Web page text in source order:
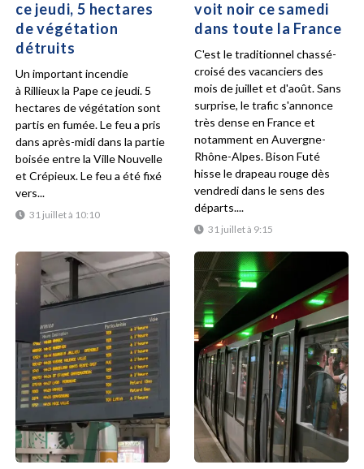
ce jeudi, 5 hectares
de végétation
détruits
31 juillet à 10:10
Un important incendie
à Rillieux la Pape ce jeudi. 5
hectares de végétation sont
partis en fumée. Le feu a pris
dans après-midi dans la partie
boisée entre la Ville Nouvelle
et Crépieux. Le feu a été fixé
vers...
voit noir ce samedi
dans toute la France
31 juillet à 9:15
C'est le traditionnel chassé-
croisé des vacanciers des
mois de juillet et d'août. Sans
surprise, le trafic s'annonce
très dense en France et
notamment en Auvergne-
Rhône-Alpes. Bison Futé
hisse le drapeau rouge dès
vendredi dans le sens des
départs....